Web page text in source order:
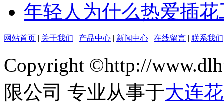
年轻人为什么热爱插
网站首页 | 关于我们 | 产品中心 | 新闻中心 | 在线留言 | 联系我们
Copyright ©http://
限公司 专业从事于大连